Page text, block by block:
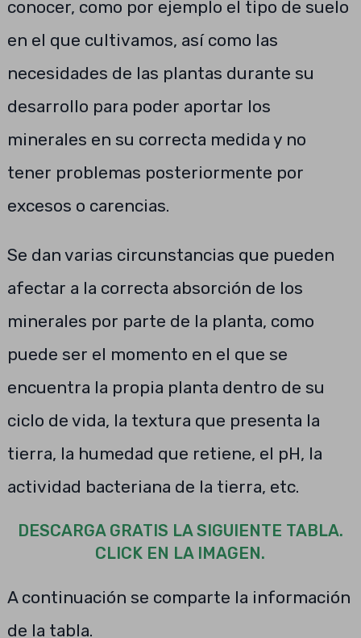
conocer, como por ejemplo el tipo de suelo
en el que cultivamos, así como las
necesidades de las plantas durante su
desarrollo para poder aportar los
minerales en su correcta medida y no
tener problemas posteriormente por
excesos o carencias.
Se dan varias circunstancias que pueden
afectar a la correcta absorción de los
minerales por parte de la planta, como
puede ser el momento en el que se
encuentra la propia planta dentro de su
ciclo de vida, la textura que presenta la
tierra, la humedad que retiene, el pH, la
actividad bacteriana de la tierra, etc.
DESCARGA GRATIS LA SIGUIENTE TABLA.
CLICK EN LA IMAGEN.
A continuación se comparte la información
de la tabla.